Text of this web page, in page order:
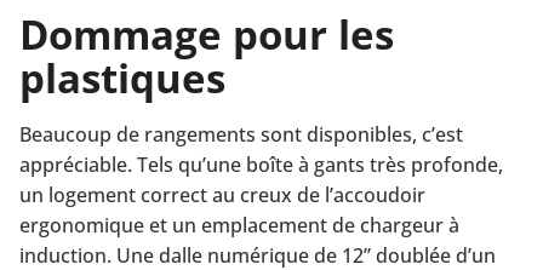
Dommage pour les
plastiques
Beaucoup de rangements sont disponibles, c’est
appréciable. Tels qu’une boîte à gants très profonde,
un logement correct au creux de l’accoudoir
ergonomique et un emplacement de chargeur à
induction. Une dalle numérique de 12” doublée d’un